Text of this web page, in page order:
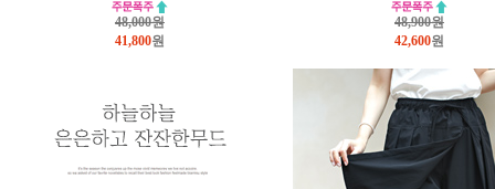
48,000원
41,800원
48,900원
42,600원